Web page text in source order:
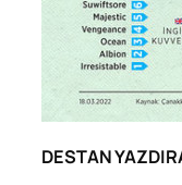
DESTAN